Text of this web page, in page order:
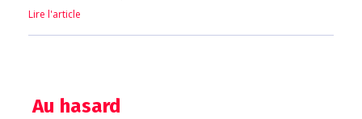
Lire l'article
Au hasard